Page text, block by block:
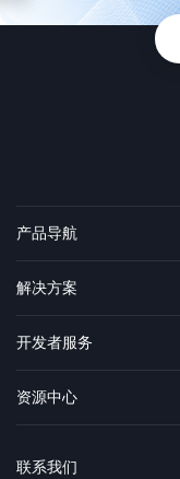
产品导航
解决方案
开发者服务
资源中心
联系我们